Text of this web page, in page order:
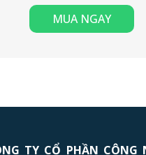
MUA NGAY
TY CỔ PHẦN CÔNG